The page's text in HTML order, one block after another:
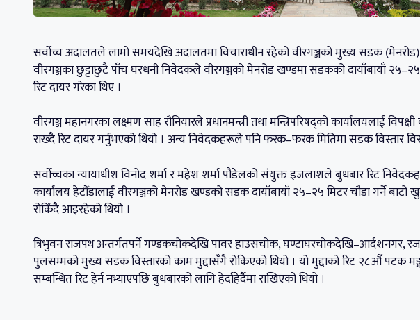
सर्वोच्च अदालतले लामो समयदेखि अदालतमा विचाराधीन रहेको वीरगञ्जको मुख्य सडक (मेनरोड)
वीरगञ्जका छुट्टाछुटै पाँच घरधनी निवेदकले वीरगञ्जको मेनरोड खण्डमा सडकको दायाँबायाँ
रिट दायर गरेका थिए ।
वीरगञ्ज महानगरका लक्ष्मण साह रौनियारले प्रधानमन्त्री तथा मन्त्रिपरिषद्को कार्यालयलाई
राख्दै रिट दायर गर्नुभएको थियो । अन्य निवेदकहरूले पनि फरक–फरक मितिमा सडक विस्तार
सर्वाेच्चका न्यायाधीश विनोद शर्मा र महेश शर्मा पौडेलको संयुक्त इजलाशले बुधबार रिट
कार्यालय हेटौँडालाई वीरगञ्जको मेनरोड खण्डको सडक दायाँबायाँ २५–२५ मिटर चौडा गर्ने
रोकिँदै आइरहेको थियो ।
त्रिभुवन राजपथ अन्तर्गतपर्ने गण्डकचोकदेखि पावर हाउसचोक, घण्टाघरचोकदेखि–आर्दशनगर,
पुलसम्मको मुख्य सडक विस्तारको काम मुद्दासँगै रोकिएको थियो । यो मुद्दाको रिट २८औँ पटक
सम्बन्धित रिट हेर्न नभ्याएपछि बुधबारको लागि हेर्दाहेर्दैमा राखिएको थियो ।